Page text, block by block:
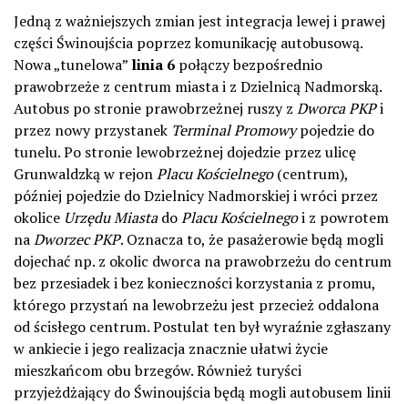
Jedną z ważniejszych zmian jest integracja lewej i prawej
części Świnoujścia poprzez komunikację autobusową.
Nowa „tunelowa” linia 6 połączy bezpośrednio
prawobrzeże z centrum miasta i z Dzielnicą Nadmorską.
Autobus po stronie prawobrzeżnej ruszy z Dworca PKPi
przez nowy przystanek Terminal Promowypojedzie do
tunelu. Po stronie lewobrzeżnej dojedzie przez ulicę
Grunwaldzką w rejonPlacu Kościelnego(centrum),
później pojedzie do Dzielnicy Nadmorskiej i wróci przez
okolice Urzędu MiastadoPlacu Kościelnegoi z powrotem
naDworzec PKP. Oznacza to, że pasażerowie będą mogli
dojechać np. z okolic dworca na prawobrzeżu do centrum
bez przesiadek i bez konieczności korzystania z promu,
którego przystań na lewobrzeżu jest przecież oddalona
od ścisłego centrum. Postulat ten był wyraźnie zgłaszany
w ankiecie i jego realizacja znacznie ułatwi życie
mieszkańcom obu brzegów. Również turyści
przyjeżdżający do Świnoujścia będą mogli autobusem linii